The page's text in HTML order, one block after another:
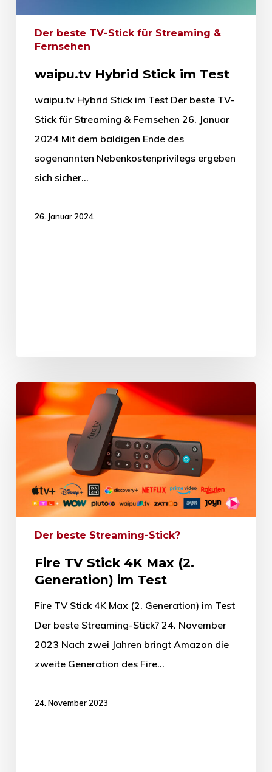
Der beste TV-Stick für Streaming &
Fernsehen
waipu.tv Hybrid Stick im Test
waipu.tv Hybrid Stick im Test Der beste TV-
Stick für Streaming & Fernsehen 26. Januar
2024 Mit dem baldigen Ende des
sogenannten Nebenkostenprivilegs ergeben
sich sicher…
26. Januar 2024
Der beste Streaming-Stick?
Fire TV Stick 4K Max (2.
Generation) im Test
Fire TV Stick 4K Max (2. Generation) im Test
Der beste Streaming-Stick? 24. November
2023 Nach zwei Jahren bringt Amazon die
zweite Generation des Fire…
24. November 2023